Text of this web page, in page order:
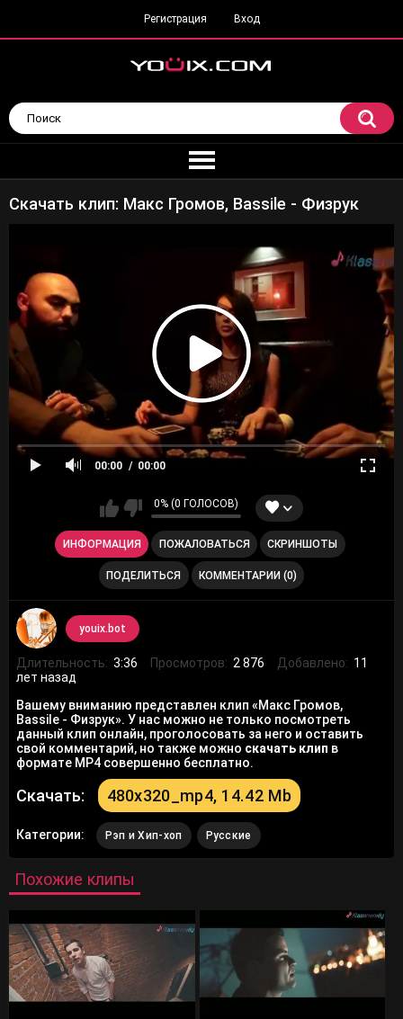
Регистрация Вход
Скачать клип: Макс Громов, Bassile - Физрук
00:00 00:00
0% (0 ГОЛОСОВ)
ИНФОРМАЦИЯ ПОЖАЛОВАТЬСЯ СКРИНШОТЫ
ПОДЕЛИТЬСЯ КОММЕНТАРИИ (0)
youix.bot
Длительность: 3:36 Просмотров: 2 876 Добавлено: 11
лет назад
Вашему вниманию представлен клип «Макс Громов,
Bassile - Физрук». У нас можно не только посмотреть
данный клип онлайн, проголосовать за него и оставить
свой комментарий, но также можно скачать клип в
формате MP4 совершенно бесплатно.
Скачать: 480x320_mp4, 14.42 Mb
Категории: Рэп и Хип-хоп Русские
Похожие клипы